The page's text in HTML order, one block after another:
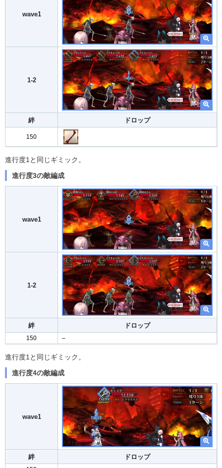
wave1
1-2
絆 ドロップ
150
進行度1と同じギミック。
進行度3の敵編成
wave1
1-2
絆 ドロップ
150 –
進行度1と同じギミック。
進行度4の敵編成
wave1
絆 ドロップ